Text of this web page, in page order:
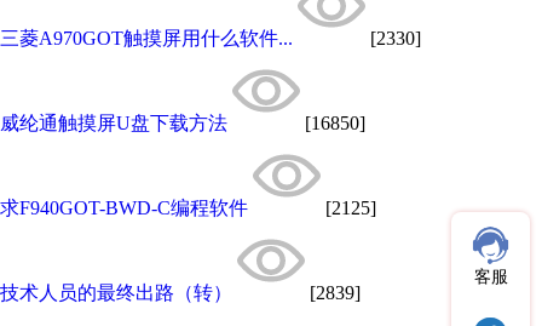
三菱A970GOT触摸屏用什么软件... [2330]
威纶通触摸屏U盘下载方法 [16850]
求F940GOT-BWD-C编程软件 [2125]
技术人员的最终出路（转） [2839]
客服